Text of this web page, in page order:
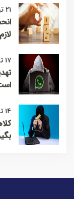
۲۱ تیر ۱۴۰۵
۱۷ تیر ۱۴۰۵
۱۴ تیر ۱۴۰۵